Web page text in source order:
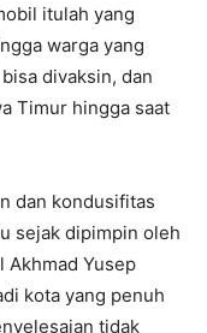
itulah yang
warga yang
divaksin, dan
Timur hingga saat
dan kondusifitas
sejak dipimpin oleh
Akhmad Yusep
kota yang penuh
tidak